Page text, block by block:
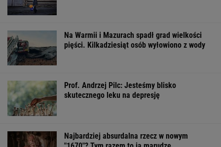
Na Warmii i Mazurach spadł grad wielkości
pięści. Kilkadziesiąt osób wyłowiono z wody
Prof. Andrzej Pilc: Jesteśmy blisko
skutecznego leku na depresję
Najbardziej absurdalna rzecz w nowym